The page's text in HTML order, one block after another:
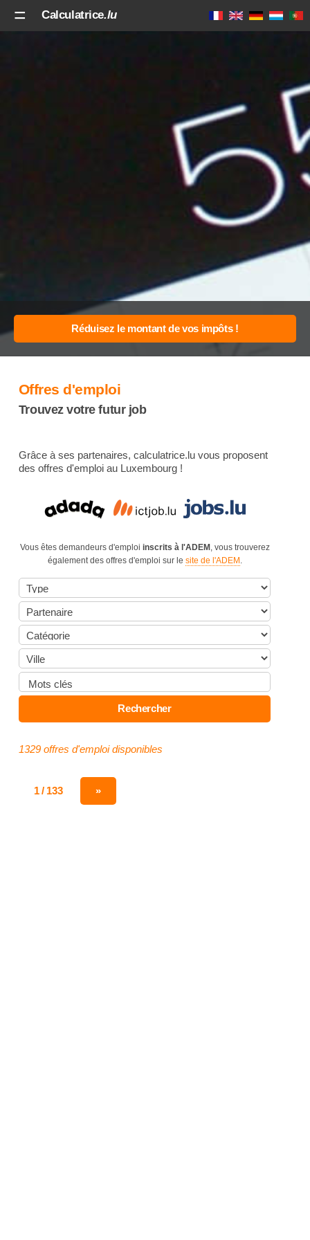
Calculatrice.lu
Offres d'emploi
Trouvez votre futur job
Grâce à ses partenaires, calculatrice.lu vous proposent
des offres d'emploi au Luxembourg !
Vous êtes demandeurs d'emploi inscrits à l'ADEM , vous trouverez
également des offres d'emploi sur le site de l'ADEM .
1329 offres d'emploi disponibles
1 / 133 »